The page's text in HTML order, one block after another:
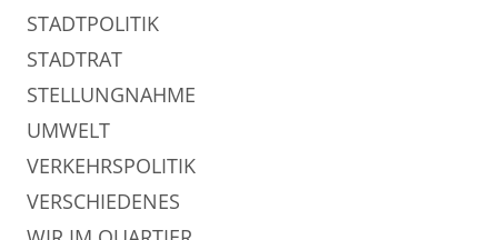
STADTPOLITIK
STADTRAT
STELLUNGNAHME
UMWELT
VERKEHRSPOLITIK
VERSCHIEDENES